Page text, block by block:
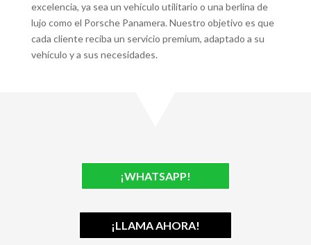
excelencia, ya sea un vehículo utilitario o una berlina de
lujo como el Porsche Panamera. Nuestro objetivo es que
cada cliente reciba un servicio premium, adaptado a su
vehículo y a sus necesidades.
¡WHATSAPP!
¡LLAMA AHORA!